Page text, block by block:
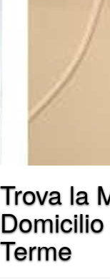
Trova la
Terme